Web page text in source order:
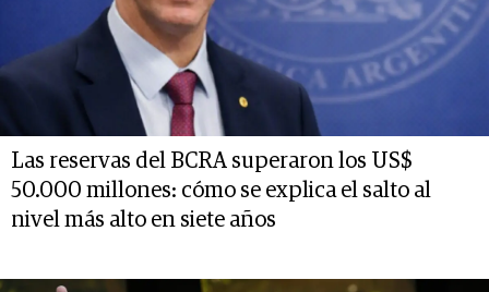
Las reservas del BCRA superaron los US$
50.000 millones: cómo se explica el salto al
nivel más alto en siete años